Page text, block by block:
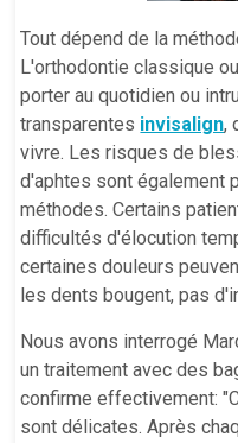
Tout dépend de la
L'orthodontie classique
porter au quotidien ou
transparentes invisalign,
vivre. Les risques de
d'aphtes sont également
méthodes. Certains
difficultés d'élocution
certaines douleurs
les dents bougent, pas
Nous avons interrogé
un traitement avec des
confirme effectivement:
sont délicates. Après